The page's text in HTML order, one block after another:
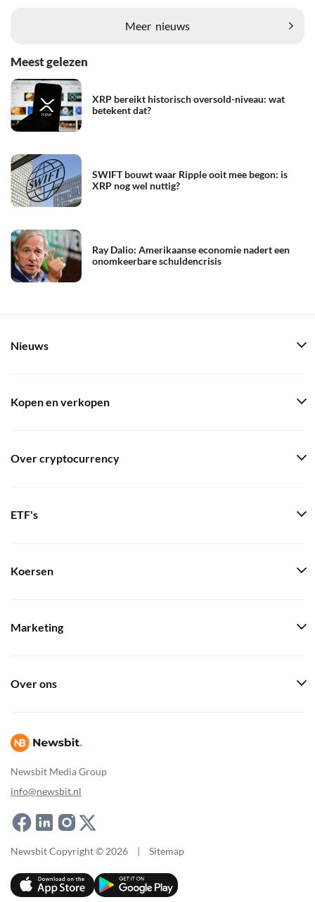
Meer nieuws
Meest gelezen
XRP bereikt historisch oversold-niveau: wat
betekent dat?
SWIFT bouwt waar Ripple ooit mee begon: is
XRP nog wel nuttig?
Ray Dalio: Amerikaanse economie nadert een
onomkeerbare schuldencrisis
Newsbit Media Group
info@newsbit.nl
Nieuws
Kopen en verkopen
Over cryptocurrency
ETF's
Koersen
Marketing
Over ons
Newsbit Copyright © 2026 | Sitemap